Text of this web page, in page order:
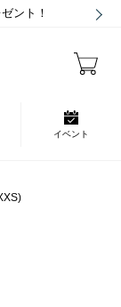
ント！
イベント